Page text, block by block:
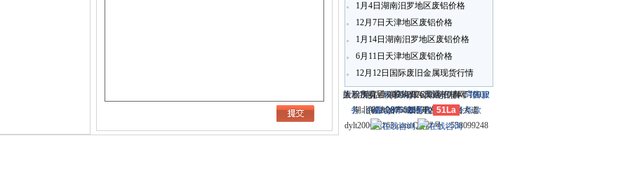
1月4日湖南汨罗地区废铝价格
12月7日天津地区废铝价格
1月14日湖南汨罗地区废铝价格
6月11日天津地区废铝价格
12月12日国际废旧金属现货行情
关于我们-联系我们-本站招聘-广告服
务- 商业合作-服务内容-服务条款
电话：(0714)8765286 传真：
(0714)8765285 电子邮件：
dylt2006@163.com QQ群号：558099248
大冶市灵通科技有限公司 @ （435100）
湖北省大冶市城北开发区新冶大道
版权所有 © 2006-2026灵通铝材网鄂ICP
备12005698号-1
51La